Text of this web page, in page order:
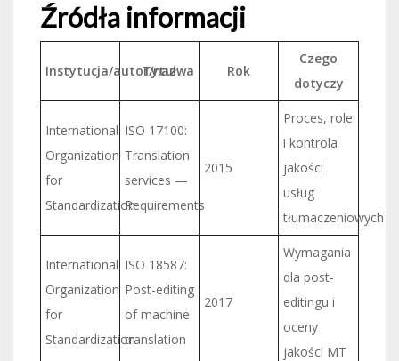
Źródła informacji
Instytucja/autor/nazwa
Tytuł Rok
Czego
dotyczy
International
Organization
for
Standardization
ISO 17100:
Translation
services —
Requirements
2015
Proces, role
i kontrola
jakości
usług
tłumaczeniowych
International
Organization
for
Standardization
ISO 18587:
Post-editing
of machine
translation
2017
Wymagania
dla post-
editingu i
oceny
jakości MT